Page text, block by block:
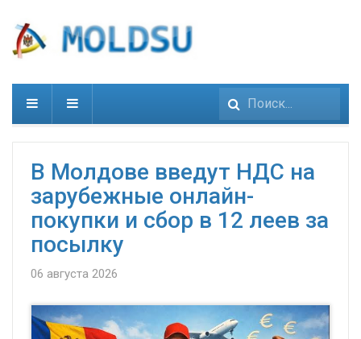
Искать...
В Молдове введут НДС на
зарубежные онлайн-
покупки и сбор в 12 леев за
посылку
06 августа 2026